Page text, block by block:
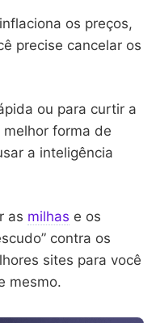
os preços,
precise cancelar os
ou para curtir a
forma de
a inteligência
as milhas e os
contra os
sites para você
mesmo.